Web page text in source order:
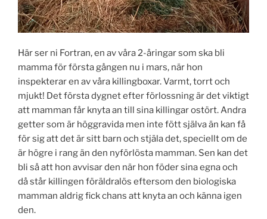
Här ser ni Fortran, en av våra 2-åringar som ska bli
mamma för första gången nu i mars, när hon
inspekterar en av våra killingboxar. Varmt, torrt och
mjukt! Det första dygnet efter förlossning är det viktigt
att mamman får knyta an till sina killingar ostört. Andra
getter som är höggravida men inte fött själva än kan få
för sig att det är sitt barn och stjäla det, speciellt om de
är högre i rang än den nyförlösta mamman. Sen kan det
bli så att hon avvisar den när hon föder sina egna och
då står killingen föräldralös eftersom den biologiska
mamman aldrig fick chans att knyta an och känna igen
den.